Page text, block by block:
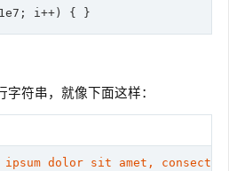
符串，就像下面这样：
ipsum dolor sit amet,